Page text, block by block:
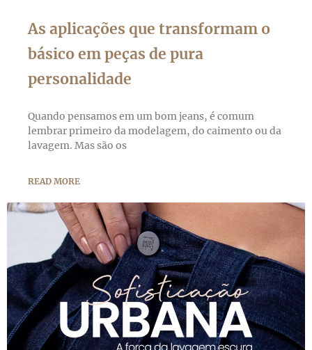
As aplicações que transformam o
básico em peças de pura
personalidade
Quando pensamos em um bom jeans, é comum
lembrar primeiro da modelagem, do caimento ou da
lavagem. Mas são os
READ MORE